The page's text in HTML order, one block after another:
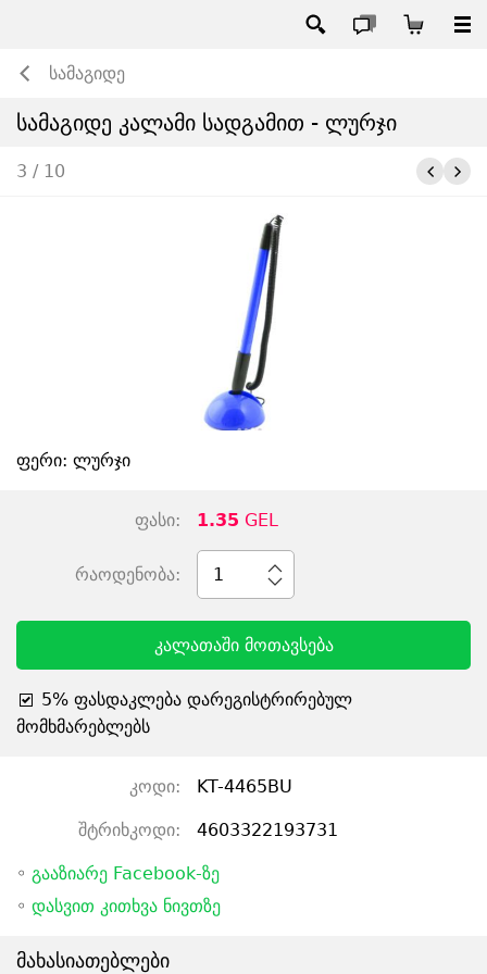
სამაგიდე
სამაგიდე კალამი სადგამით - ლურჯი
3 / 10
ფერი: ლურჯი
ფასი: 1.35 GEL
რაოდენობა: 1
კალათაში მოთავსება
5% ფასდაკლება დარეგისტრირებულ
მომხმარებლებს
კოდი: KT-4465BU
შტრიხკოდი: 4603322193731
◦ გააზიარე Facebook-ზე
◦ დასვით კითხვა ნივთზე
მახასიათებლები